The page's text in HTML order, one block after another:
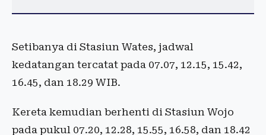
Setibanya di Stasiun Wates, jadwal
kedatangan tercatat pada 07.07, 12.15, 15.42,
16.45, dan 18.29 WIB.
Kereta kemudian berhenti di Stasiun Wojo
pada pukul 07.20, 12.28, 15.55, 16.58, dan 18.42